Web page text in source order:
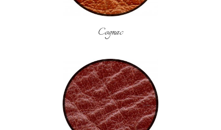
Cognac